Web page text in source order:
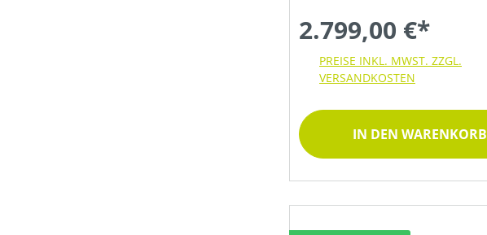
2.799,00 €*
PREISE INKL. MWST. ZZGL.
VERSANDKOSTEN
IN DEN WARENKORB